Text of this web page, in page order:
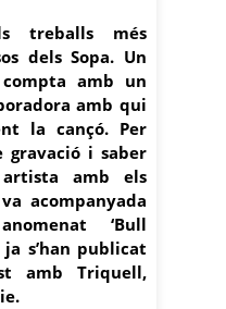
treballs més
dels Sopa. Un
amb un
amb qui
la cançó. Per
gravació i saber
amb els
acompanyada
‘Bull
ja s’han publicat
amb Triquell,